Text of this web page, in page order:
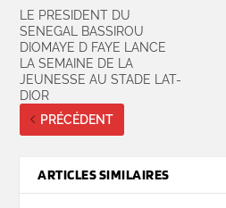
LE PRESIDENT DU
SENEGAL BASSIROU
DIOMAYE D FAYE LANCE
LA SEMAINE DE LA
JEUNESSE AU STADE LAT-
DIOR
PRÉCÉDENT
ARTICLES SIMILAIRES